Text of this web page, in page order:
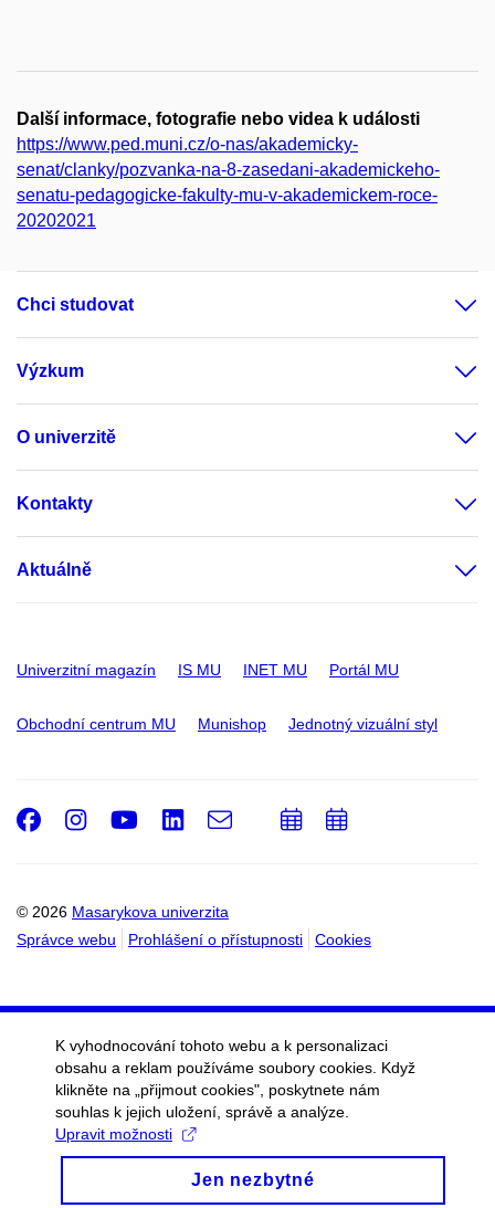
Další informace, fotografie nebo videa k události
https://www.ped.muni.cz/o-nas/akademicky-
senat/clanky/pozvanka-na-8-zasedani-akademickeho-
senatu-pedagogicke-fakulty-mu-v-akademickem-roce-
20202021
Chci studovat
Výzkum
O univerzitě
Kontakty
Aktuálně
Univerzitní magazín IS MU INET MU Portál MU
Obchodní centrum MU Munishop Jednotný vizuální styl
© 2026 Masarykova univerzita
Správce webu
Prohlášení o přístupnosti Cookies
Facebook
Instagram
Youtube
LinkedIn
e-
Email
PřidatPřidat
K vyhodnocování tohoto webu a k personalizaci
obsahu a reklam používáme soubory cookies. Když
klikněte na „přijmout cookies", poskytnete nám
souhlas k jejich uložení, správě a analýze.
Upravit možnosti
Jen nezbytné